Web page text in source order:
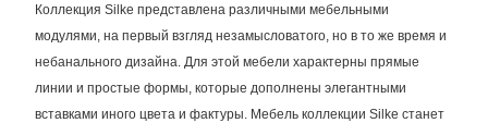
Коллекция Silke представлена различными мебельными
модулями, на первый взгляд незамысловатого, но в то же время и
небанального дизайна. Для этой мебели характерны прямые
линии и простые формы, которые дополнены элегантными
вставками иного цвета и фактуры. Мебель коллекции Silke станет